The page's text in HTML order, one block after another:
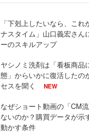
「下剋上したいなら、これ
ナスタイム」山口義宏さん
ーのスキルアップ
ヤシノミ洗剤は「看板商品
態」からいかに復活したの
セスを聞く
NEW
なぜショート動画の「CM
ないのか？購買データが示
動かす条件